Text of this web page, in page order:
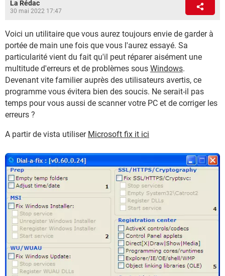
La Rédac
30 mai 2022 17:47
Voici un utilitaire que vous aurez toujours envie de garder à
portée de main une fois que vous l'aurez essayé. Sa
particularité vient du fait qu'il peut réparer aisément une
multitude d'erreurs et de problèmes sous Windows.
Devenant vite familier auprès des utilisateurs avertis, ce
programme vous évitera bien des soucis. Ne serait-il pas
temps pour vous aussi de scanner votre PC et de corriger les
erreurs ?
A partir de vista utiliser Microsoft fix it ici